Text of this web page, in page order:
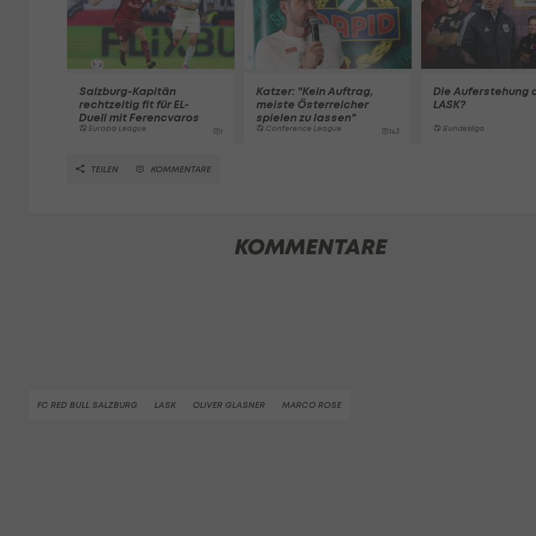
Salzburg-Kapitän
rechtzeitig fit für EL-
Duell mit Ferencvaros
Europa League 1
Katzer: "Kein Auftrag,
meiste Österreicher
spielen zu lassen"
Conference League 143
Die Auferstehung
LASK?
Bundesliga
TEILEN KOMMENTARE
KOMMENTARE
FC RED BULL SALZBURG LASK OLIVER GLASNER MARCO ROSE